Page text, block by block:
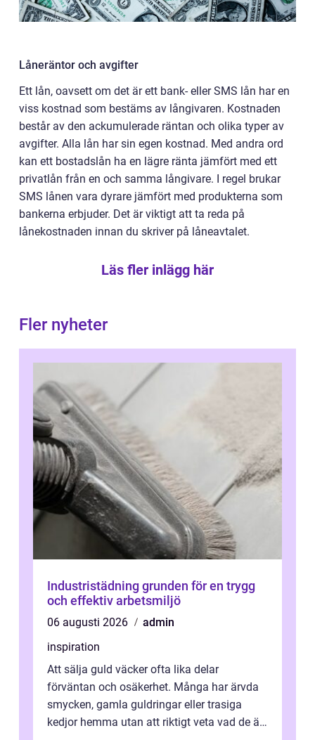
Låneräntor och avgifter
Ett lån, oavsett om det är ett bank- eller SMS lån har en
viss kostnad som bestäms av långivaren. Kostnaden
består av den ackumulerade räntan och olika typer av
avgifter. Alla lån har sin egen kostnad. Med andra ord
kan ett bostadslån ha en lägre ränta jämfört med ett
privatlån från en och samma långivare. I regel brukar
SMS lånen vara dyrare jämfört med produkterna som
bankerna erbjuder. Det är viktigt att ta reda på
lånekostnaden innan du skriver på låneavtalet.
Läs fler inlägg här
Fler nyheter
Industristädning grunden för en trygg
och effektiv arbetsmiljö
06 augusti 2026
admin
inspiration
Att sälja guld väcker ofta lika delar
förväntan och osäkerhet. Många har ärvda
smycken, gamla guldringar eller trasiga
kedjor hemma utan att riktigt veta vad de är